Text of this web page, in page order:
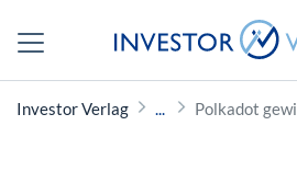
Investor Verlag Polkadot